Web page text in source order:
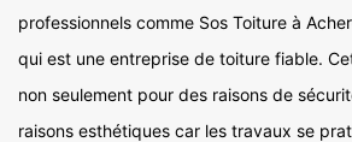
professionnels comme Sos Toiture à
qui est une entreprise de toiture fiable.
non seulement pour des raisons de
raisons esthétiques car les travaux se